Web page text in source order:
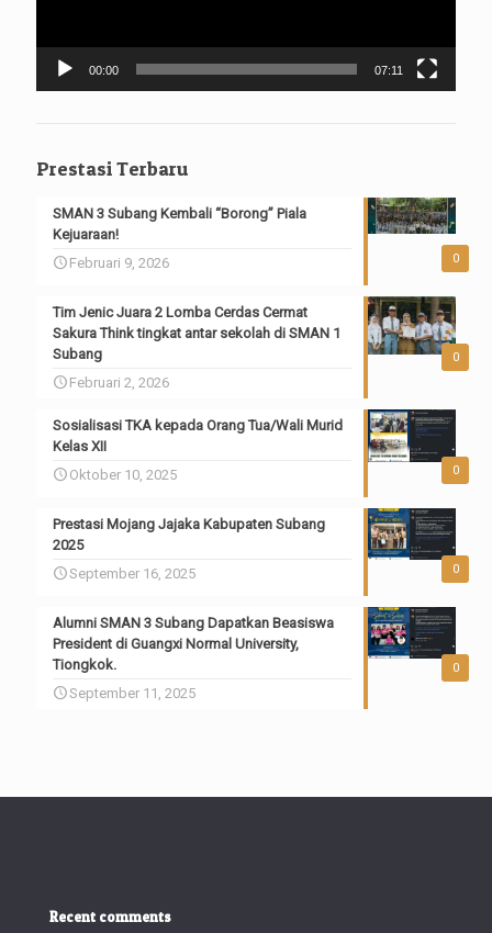
00:00 07:11
Prestasi Terbaru
0
SMAN 3 Subang Kembali “Borong” Piala
Kejuaraan!
Februari 9, 2026
0
Tim Jenic Juara 2 Lomba Cerdas Cermat
Sakura Think tingkat antar sekolah di SMAN 1
Subang
Februari 2, 2026
0
Sosialisasi TKA kepada Orang Tua/Wali Murid
Kelas XII
Oktober 10, 2025
0
Prestasi Mojang Jajaka Kabupaten Subang
2025
September 16, 2025
0
Alumni SMAN 3 Subang Dapatkan Beasiswa
President di Guangxi Normal University,
Tiongkok.
September 11, 2025
Recent comments